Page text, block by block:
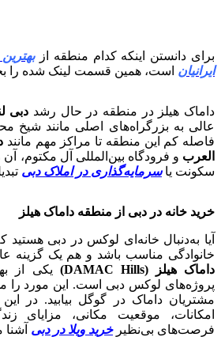
برای دانستن اینکه کدام منطقه ازب
ایرانیان است، همین قسمت لینک شده را
داماک هیلز در منطقه در حال رشد دبی
عالی به بزرگراه‌های اصلی مانند شیخ
فاصله کم این منطقه تا مراکز مهم مانند
العرب و فرودگاه بین‌المللی آل مکتوم،
سکونت یاسرمایه‌گذاری در املاک دبی
خرید خانه در دبی از منطقه داماک هیلز
آیا به‌دنبال خانه‌ای لوکس در دبی هستید
خانوادگی مناسب باشد و هم یک گزینه
داماک هیلز (DAMAC Hills)
یکی از
پروژه‌های لوکس دبی است. این مورد را
مشتریان داماک در گوگل بیابید. در
امکانات، موقعیت مکانی، مزایای
فرصت‌های بی‌نظیرخرید ویلا در دبی